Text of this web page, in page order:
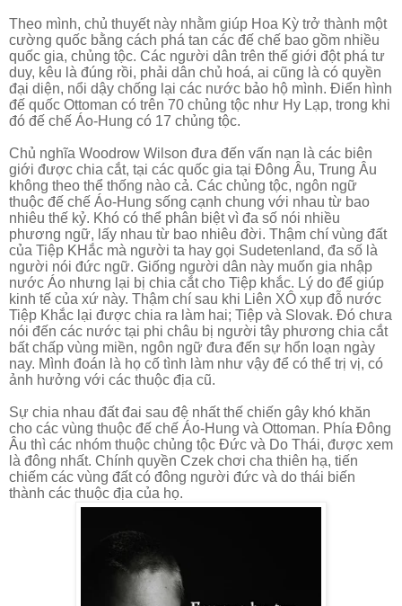
Theo mình, chủ thuyết này nhằm giúp Hoa Kỳ trở thành một
cường quốc bằng cách phá tan các đế chế bao gồm nhiều
quốc gia, chủng tộc. Các người dân trên thế giới đột phá tư
duy, kêu là đúng rồi, phải dân chủ hoá, ai cũng là có quyền
đại diện, nổi dậy chống lại các nước bảo hộ mình. Điển hình
đế quốc Ottoman có trên 70 chủng tộc như Hy Lạp, trong khi
đó đế chế Áo-Hung có 17 chủng tộc.
Chủ nghĩa Woodrow Wilson đưa đến vấn nạn là các biên
giới được chia cắt, tại các quốc gia tại Đông Âu, Trung Âu
không theo thể thống nào cả. Các chủng tộc, ngôn ngữ
thuộc đế chế Áo-Hung sống cạnh chung với nhau từ bao
nhiêu thế kỷ. Khó có thể phân biệt vì đa số nói nhiều
phương ngữ, lấy nhau từ bao nhiêu đời. Thậm chí vùng đất
của Tiệp KHắc mà người ta hay gọi Sudetenland, đa số là
người nói đức ngữ. Giống người dân này muốn gia nhập
nước Áo nhưng lại bị chia cắt cho Tiệp khắc. Lý do để giúp
kinh tế của xứ này. Thậm chí sau khi Liên XÔ xụp đỗ nước
Tiệp Khắc lại được chia ra làm hai; Tiệp và Slovak. Đó chưa
nói đến các nước tại phi châu bị người tây phương chia cắt
bất chấp vùng miền, ngôn ngữ đưa đến sự hổn loạn ngày
nay. Mình đoán là họ cố tình làm như vậy để có thể trị vị, có
ảnh hưởng với các thuộc địa cũ.
Sự chia nhau đất đai sau đệ nhất thế chiến gây khó khăn
cho các vùng thuộc đế chế Áo-Hung và Ottoman. Phía Đông
Âu thì các nhóm thuộc chủng tộc Đức và Do Thái, được xem
là đông nhất. Chính quyền Czek chơi cha thiên hạ, tiến
chiếm các vùng đất có đông người đức và do thái biến
thành các thuộc địa của họ.